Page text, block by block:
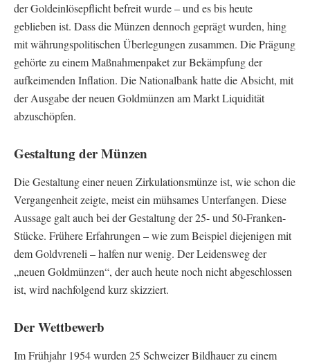
der Goldeinlösepflicht befreit wurde – und es bis heute
geblieben ist. Dass die Münzen dennoch geprägt wurden, hing
mit währungspolitischen Überlegungen zusammen. Die Prägung
gehörte zu einem Maßnahmenpaket zur Bekämpfung der
aufkeimenden Inflation. Die Nationalbank hatte die Absicht, mit
der Ausgabe der neuen Goldmünzen am Markt Liquidität
abzuschöpfen.
Gestaltung der Münzen
Die Gestaltung einer neuen Zirkulationsmünze ist, wie schon die
Vergangenheit zeigte, meist ein mühsames Unterfangen. Diese
Aussage galt auch bei der Gestaltung der 25- und 50-Franken-
Stücke. Frühere Erfahrungen – wie zum Beispiel diejenigen mit
dem Goldvreneli – halfen nur wenig. Der Leidensweg der
„neuen Goldmünzen“, der auch heute noch nicht abgeschlossen
ist, wird nachfolgend kurz skizziert.
Der Wettbewerb
Im Frühjahr 1954 wurden 25 Schweizer Bildhauer zu einem